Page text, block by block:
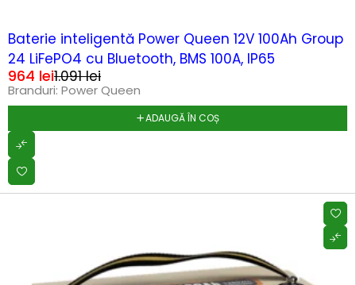
-12%
Baterie inteligentă Power Queen 12V 100Ah Group
24 LiFePO4 cu Bluetooth, BMS 100A, IP65
1.091lei
964 lei
Branduri: Power Queen
ADAUGĂ ÎN COȘ